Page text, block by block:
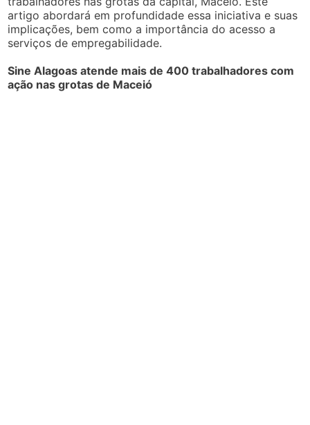
artigo abordará em profundidade essa iniciativa e suas
implicações, bem como a importância do acesso a
serviços de empregabilidade.
Sine Alagoas atende mais de 400 trabalhadores com
ação nas grotas de Maceió